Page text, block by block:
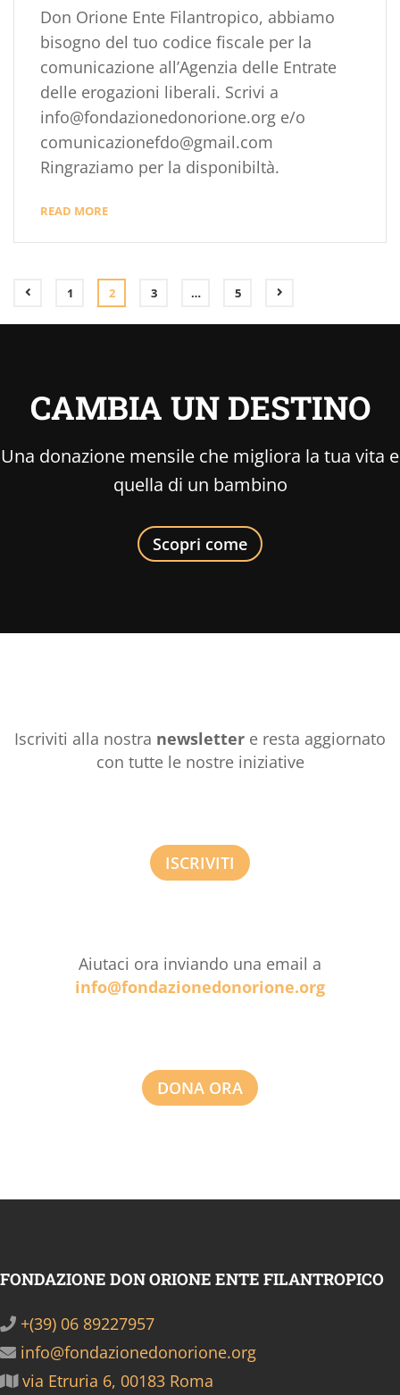
Don Orione Ente Filantropico, abbiamo
bisogno del tuo codice fiscale per la
comunicazione all’Agenzia delle Entrate
delle erogazioni liberali. Scrivi a
info@fondazionedonorione.org e/o
comunicazionefdo@gmail.com
Ringraziamo per la disponibiltà.
READ MORE
1 2 3 … 5
CAMBIA UN DESTINO
Una donazione mensile che migliora la tua vita e
quella di un bambino
Scopri come
Iscriviti alla nostra newsletter e resta aggiornato
con tutte le nostre iniziative
ISCRIVITI
Aiutaci ora inviando una email a
info@fondazionedonorione.org
DONA ORA
FONDAZIONE DON ORIONE ENTE FILANTROPICO
+(39) 06 89227957
info@fondazionedonorione.org
via Etruria 6, 00183 Roma